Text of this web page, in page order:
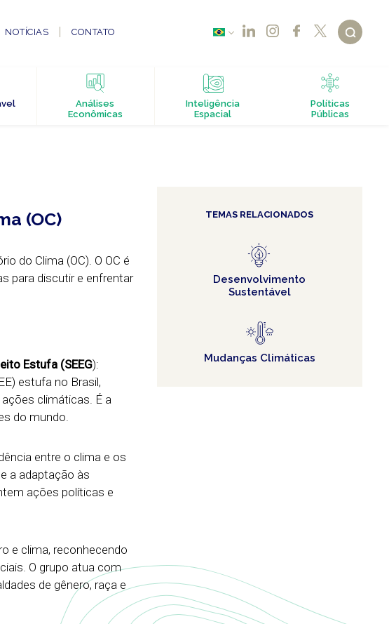
NOTÍCIAS CONTATO
Análises
Econômicas
Inteligência
Espacial
Políticas
Públicas
(OC)
do Clima (OC). O OC é
para discutir e enfrentar
Estufa (SEEG):
estufa no Brasil,
climáticas. É a
do mundo.
entre o clima e os
a adaptação às
ações políticas e
e clima, reconhecendo
O grupo atua com
de gênero, raça e
TEMAS RELACIONADOS
Desenvolvimento
Sustentável
Mudanças Climáticas